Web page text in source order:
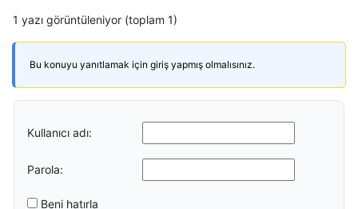
1 yazı görüntüleniyor (toplam 1)
Bu konuyu yanıtlamak için giriş yapmış olmalısınız.
Kullanıcı adı:
Parola:
Beni hatırla